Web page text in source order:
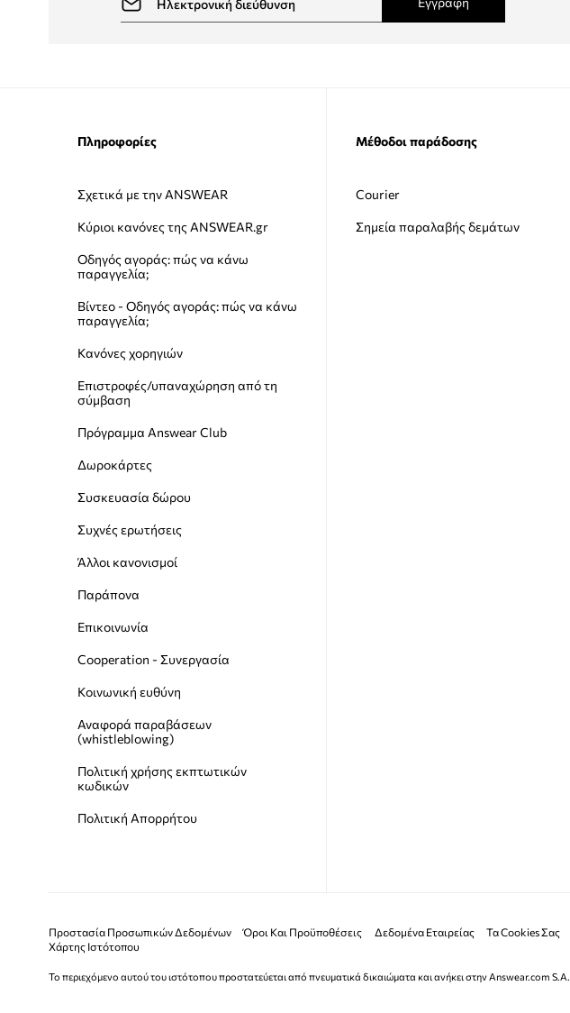
Πληροφορίες
Σχετικά με την ANSWEAR
Κύριοι κανόνες της ANSWEAR.gr
Οδηγός αγοράς: πώς να κάνω
παραγγελία;
Βίντεο - Οδηγός αγοράς: πώς να κάνω
παραγγελία;
Κανόνες χορηγιών
Επιστροφές/υπαναχώρηση από τη
σύμβαση
Πρόγραμμα Answear Club
Δωροκάρτες
Συσκευασία δώρου
Συχνές ερωτήσεις
Άλλοι κανονισμοί
Παράπονα
Επικοινωνία
Cooperation - Συνεργασία
Κοινωνική ευθύνη
Αναφορά παραβάσεων
(whistleblowing)
Пολιτική χρήσης εκπτωτικών
κωδικών
Πολιτική Απορρήτου
Μέθοδοι παράδοσης
Courier
Σημεία παραλαβής δεμάτων
Προστασία Προσωπικών Δεδομένων Όροι Και Προϋποθέσεις Δεδομένα Εταιρείας
Τα Cookies Σας
Χάρτης Ιστότοπου
Το περιεχόμενο αυτού του ιστότοπου προστατεύεται από πνευματικά δικαιώματα και ανήκει στην Answear.com S.A.